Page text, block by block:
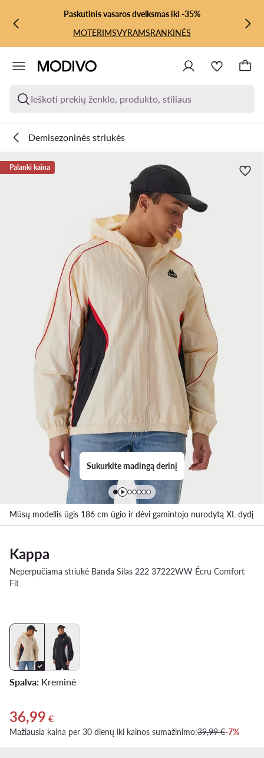
PEREITI PRIE PAGRINDINIO TURINIO
PEREITI Į PAIEŠKĄPaskutinis vasaros dvelksmas iki -35%
MOTERIMSVYRAMSRANKINĖS
Ieškoti prekių ženklo, produkto, stiliaus
Demisezoninės striukės
Palanki kaina
Sukurkite madingą derinį
Mūsų modellis ūgis 186 cm ūgio ir dėvi gamintojo nurodytą XL dydį
Kappa
Neperpučiama striukė Banda Silas 222 37222WW Écru Comfort
Fit
Spalva: Kreminė
Dabartinė kaina 36,99 €
36,99 €
Mažiausia kaina per 30 dienų iki kainos sumažinimo:39,99 €-7%